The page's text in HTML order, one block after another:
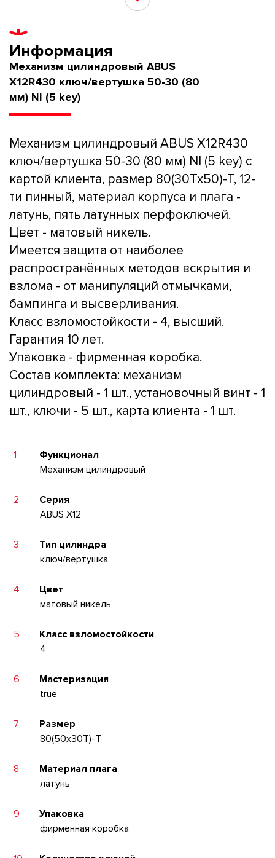
Информация
Механизм цилиндровый ABUS
X12R430 ключ/вертушка 50-30 (80
мм) NI (5 key)
Механизм цилиндровый ABUS X12R430
ключ/вертушка 50-30 (80 мм) NI (5 key) с
картой клиента, размер 80(30Tx50)-T, 12-
ти пинный, материал корпуса и плага -
латунь, пять латунных перфоключей.
Цвет - матовый никель.
Имеется защита от наиболее
распространённых методов вскрытия и
взлома - от манипуляций отмычками,
бампинга и высверливания.
Класс взломостойкости - 4, высший.
Гарантия 10 лет.
Упаковка - фирменная коробка.
Состав комплекта: механизм
цилиндровый - 1 шт., установочный винт - 1
шт., ключи - 5 шт., карта клиента - 1 шт.
1
Функционал
Механизм цилиндровый
2
Серия
ABUS X12
3
Тип цилиндра
ключ/вертушка
4
Цвет
матовый никель
5
Класс взломостойкости
4
6
Мастеризация
true
7
Размер
80(50x30T)-T
8
Материал плага
латунь
9
Упаковка
фирменная коробка